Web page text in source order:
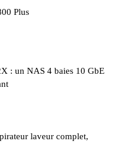
Plus
: un NAS 4 baies 10 GbE
laveur complet,